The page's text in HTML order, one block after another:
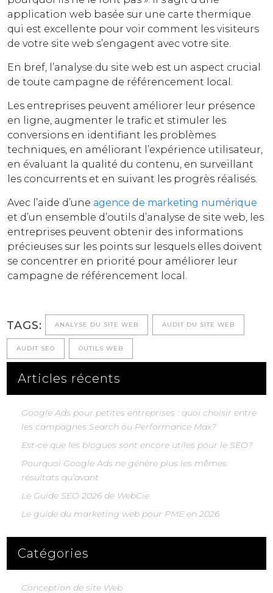
application web basée sur une carte thermique
qui est excellente pour voir comment les visiteurs
de votre site web s’engagent avec votre site.
En bref, l’analyse du site web est un aspect crucial
de toute campagne de référencement local.
Les entreprises peuvent améliorer leur présence
en ligne, augmenter le trafic et stimuler les
conversions en identifiant les problèmes
techniques, en améliorant l’expérience utilisateur,
en évaluant la qualité du contenu, en surveillant
les concurrents et en suivant les progrès réalisés.
Avec l’aide d’uneagence de marketing numérique
et d’un ensemble d’outils d’analyse de site web, les
entreprises peuvent obtenir des informations
précieuses sur les points sur lesquels elles doivent
se concentrer en priorité pour améliorer leur
campagne de référencement local.
TAGS: ANALYSE DU SITE WEB AUDIT DU SITE WEB
AUDIT SEO OUTILS WEB
Articles récents
Google Ads pour petites entreprises : quoi choisir entre
les campagnes Search ou Performance Max?
Est-ce que les blogues sont encore utiles pour le SEO?
Pourquoi Google Ads ne génère plus les mêmes
résultats qu’avant
Le Guide SEO 2026 de WebCie
Le guide du marketing web pour PME en 2026
Catégories
Conception de site Web